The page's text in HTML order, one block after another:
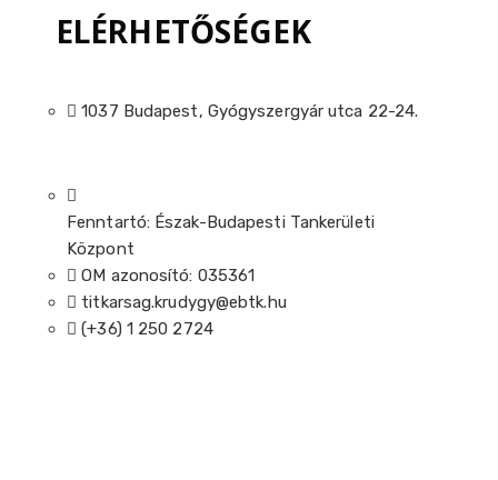
ELÉRHETŐSÉGEK
1037 Budapest, Gyógyszergyár utca 22-24.
Fenntartó: Észak-Budapesti Tankerületi
Központ
OM azonosító: 035361
titkarsag.krudygy@ebtk.hu
(+36) 1 250 2724​